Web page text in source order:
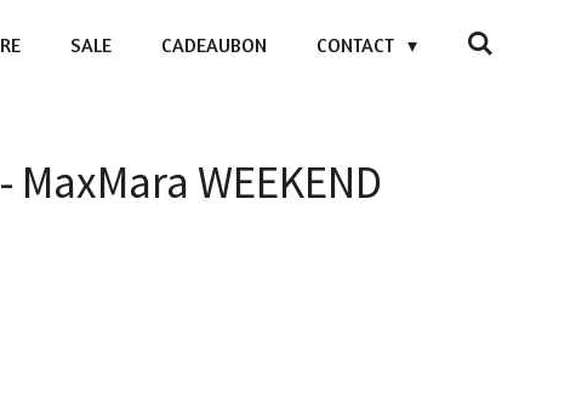
SALE CADEAUBON CONTACT
MaxMara WEEKEND